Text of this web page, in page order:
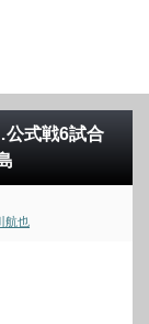
公式戦6試合
航也